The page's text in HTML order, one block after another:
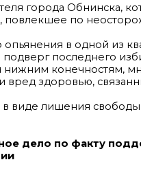
города Обнинска,
повлекшее по
опьянения в одной из
последнего
нижним конечностям,
вред здоровью,
виде лишения свободы
дело по факту